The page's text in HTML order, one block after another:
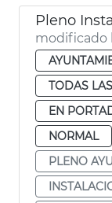
modificado
TODAS
EN
NORMAL
PLENO